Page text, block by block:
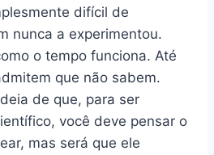
difícil de
nunca a experimentou.
o tempo funciona. Até
que não sabem.
de que, para ser
você deve pensar o
mas será que ele